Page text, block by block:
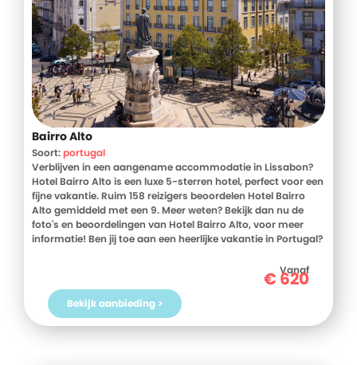
Bairro Alto
Soort:portugal
Verblijven in een aangename accommodatie in Lissabon?
Hotel Bairro Alto is een luxe 5-sterren hotel, perfect voor een
fijne vakantie. Ruim 158 reizigers beoordelen Hotel Bairro
Alto gemiddeld met een 9. Meer weten? Bekijk dan nu de
foto's en beoordelingen van Hotel Bairro Alto, voor meer
informatie! Ben jij toe aan een heerlijke vakantie in Portugal?
Vanaf
€620
Bekijk aanbieding >